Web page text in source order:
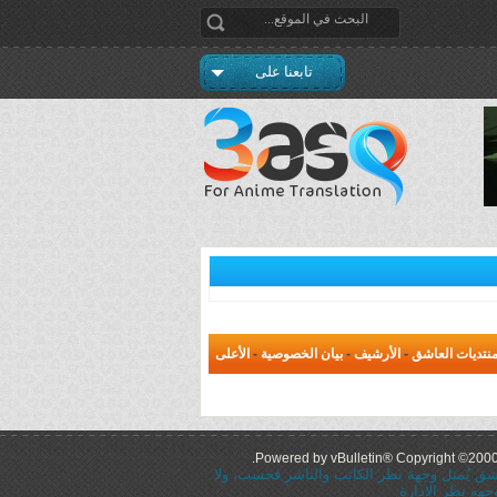
تابعنا على
منتديات العاشق - الأرشيف - بيان الخصوصية - الأعلى
Powered by vBulletin® Copyright
يُمثل وجهة نظر الكاتب والناشر فحسب، ولا
نظر الإدارة